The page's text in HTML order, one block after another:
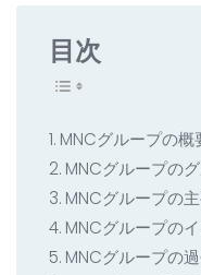
目次
MNCグループの概
MNCグループの
MNCグループの
MNCグループの
MNCグループの